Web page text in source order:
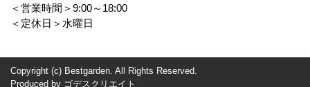
＜営業時間＞9:00～18:00
＜定休日＞水曜日
Copyright (c) Bestgarden. All Rights Reserved.
Produced by ゴデスクリエイト